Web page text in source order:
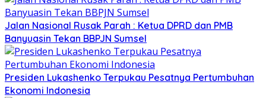
Jalan Nasional Rusak Parah : Ketua DPRD dan PMB
Banyuasin Tekan BBPJN Sumsel
Presiden Lukashenko Terpukau Pesatnya Pertumbuhan
Ekonomi Indonesia